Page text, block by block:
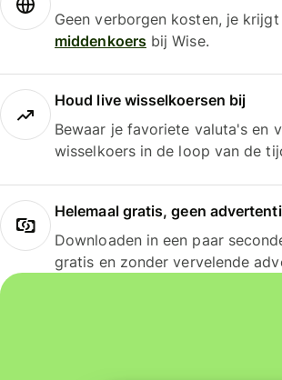
Geen verborgen kosten, je
middenkoersbij Wise.
Houd live wisselkoersen bij
Bewaar je favoriete valuta's en
wisselkoers in de loop van de
Helemaal gratis, geen
Downloaden in een paar
gratis en zonder vervelende